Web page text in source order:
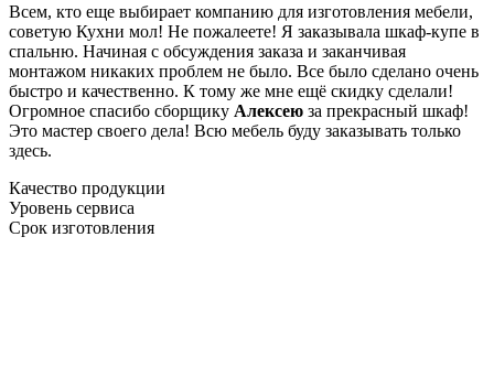
Всем, кто еще выбирает компанию для изготовления мебели,
советую Кухни мол! Не пожалеете! Я заказывала шкаф-купе в
спальню. Начиная с обсуждения заказа и заканчивая
монтажом никаких проблем не было. Все было сделано очень
быстро и качественно. К тому же мне ещё скидку сделали!
Огромное спасибо сборщику Алексею за прекрасный шкаф!
Это мастер своего дела! Всю мебель буду заказывать только
здесь.
Качество продукции
Уровень сервиса
Срок изготовления